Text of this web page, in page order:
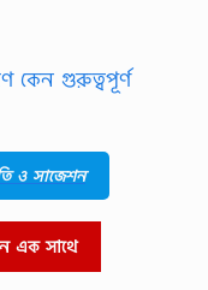
কেন গুরুত্বপূর্ণ
ও সাজেশন
এক সাথে